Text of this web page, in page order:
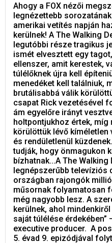
Ahogy a FOX nézői
legnézettebb
amerikai vetítés napján
kerülnek! A The Walking
legutóbbi része tragikus
ismét elvesztett egy
ellenszer, amit kerestek,
túlélőknek újra kell
menedéket kell találniuk,
brutálisabbá válik
csapat Rick vezetésével
ám egyelőre irányt
holtpontjukhoz értek, míg
körülöttük lévő kíméletlen
és rendületlenül
tudják, hogy önmagukon
bízhatnak...A The
legnépszerűbb televíziós
országban rajongók
műsornak folyamatosan
még nagyobb lesz. A
kerülnek, ahol
saját túlélése érdekében”
executive producer. A
5. évad 9. epizódjával